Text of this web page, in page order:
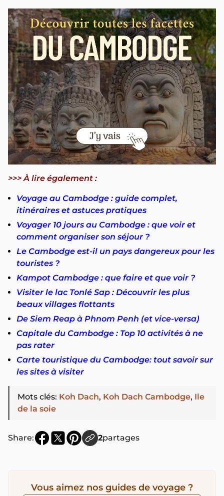
>>> À lire également :
Voyage au Cambodge : guide complet,
itinéraires et astuces pratiques
Voyager 10 jours au Cambodge : que voir et
comment organiser son séjour ?
Le Cambodge est-il un pays dangereux pour les
touristes ?
Kampot Cambodge : que faire et que voir ?
Visiter le lac Tonlé Sap : Découvrir les plus
beaux villages flottants
De Siem Reap à Phnom Penh (et vice-versa)
Capitale du Cambodge : Top 10 activités à ne
pas rater
Carte touristique du Cambodge: tout savoir sur
les sites à visiter
Mots clés: Koh Dach, Koh Dach Cambodge, Ile
de la soie
Share: 2partages
Vous aimez nos guides de voyage ?